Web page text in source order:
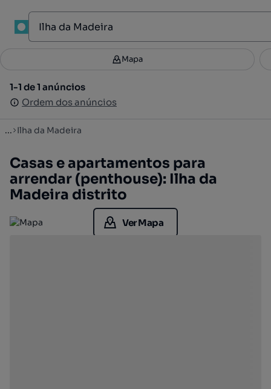
Filtros 3
1-1 de 1 anúncios
Ordem dos anúncios
Mapa
1-1 de 1 anúncios
Ordem dos anúncios
... Ilha da Madeira
Casas e apartamentos para
arrendar (penthouse): Ilha da
Madeira distrito
Ver Mapa